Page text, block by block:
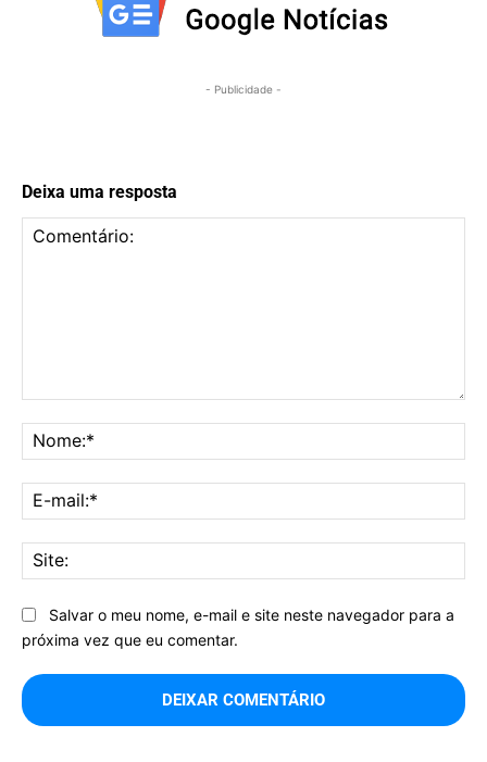
- Publicidade -
Deixa uma resposta
Salvar o meu nome, e-mail e site neste navegador para a
próxima vez que eu comentar.